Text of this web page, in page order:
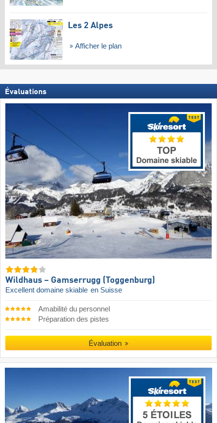
Les 2 Alpes
Afficher le plan
Évaluations
Wildhaus – Gamserrugg (Toggenburg)
Excellent domaine skiable en Suisse
Amabilité du personnel
Préparation des pistes
Évaluation